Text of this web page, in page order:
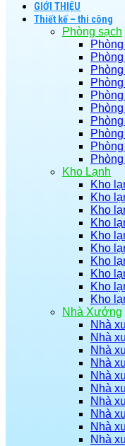
GIỚI THIỆU
Thiết kế – thi công
Phòng sạch
Kho Lạnh
Kho
Kho
Kho
Kho
Kho
Kho
Kho
Kho
Kho
Kho
Nhà Xưởng
Nhà
Nhà
Nhà
Nhà
Nhà
Nhà
Nhà
Nhà
Nhà
Nhà